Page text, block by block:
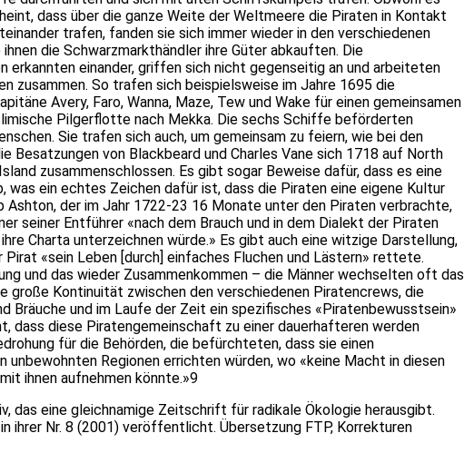
dass über die ganze Weite der Weltmeere die Piraten in Kontakt
trafen, fanden sie sich immer wieder in den verschiedenen
ihnen die Schwarzmarkthändler ihre Güter abkauften. Die
erkannten einander, griffen sich nicht gegenseitig an und arbeiteten
zusammen. So trafen sich beispielsweise im Jahre 1695 die
Avery, Faro, Wanna, Maze, Tew und Wake für einen gemeinsamen
Pilgerflotte nach Mekka. Die sechs Schiffe beförderten
Sie trafen sich auch, um gemeinsam zu feiern, wie bei den
Besatzungen von Blackbeard und Charles Vane sich 1718 auf North
zusammenschlossen. Es gibt sogar Beweise dafür, dass es eine
was ein echtes Zeichen dafür ist, dass die Piraten eine eigene Kultur
Ashton, der im Jahr 1722-23 16 Monate unter den Piraten verbrachte,
seiner Entführer «nach dem Brauch und in dem Dialekt der Piraten
Charta unterzeichnen würde.» Es gibt auch eine witzige Darstellung,
«sein Leben [durch] einfaches Fluchen und Lästern» rettete.
und das wieder Zusammenkommen – die Männer wechselten oft das
große Kontinuität zwischen den verschiedenen Piratencrews, die
Bräuche und im Laufe der Zeit ein spezifisches «Piratenbewusstsein»
dass diese Piratengemeinschaft zu einer dauerhafteren werden
für die Behörden, die befürchteten, dass sie einen
unbewohnten Regionen errichten würden, wo «keine Macht in diesen
ihnen aufnehmen könnte.»9
das eine gleichnamige Zeitschrift für radikale Ökologie herausgibt.
ihrer Nr. 8 (2001) veröffentlicht. Übersetzung FTP, Korrekturen